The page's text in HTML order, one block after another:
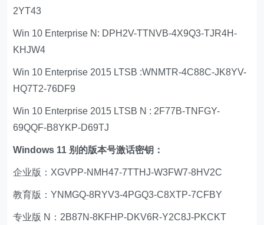
2YT43
Win 10 Enterprise N: DPH2V-TTNVB-4X9Q3-TJR4H-
KHJW4
Win 10 Enterprise 2015 LTSB :WNMTR-4C88C-JK8YV-
HQ7T2-76DF9
Win 10 Enterprise 2015 LTSB N : 2F77B-TNFGY-
69QQF-B8YKP-D69TJ
Windows 11 别的版本号激话密钥：
企业版：XGVPP-NMH47-7TTHJ-W3FW7-8HV2C
教育版：YNMGQ-8RYV3-4PGQ3-C8XTP-7CFBY
专业版 N：2B87N-8KFHP-DKV6R-Y2C8J-PKCKT